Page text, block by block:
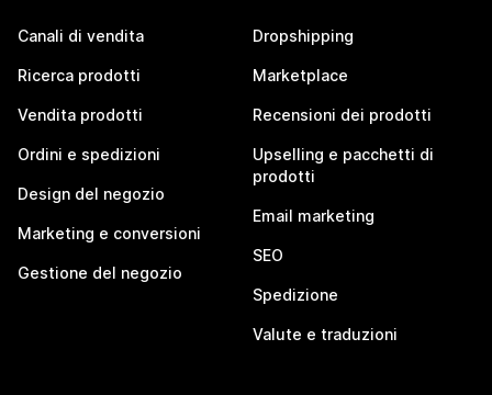
Canali di vendita
Ricerca prodotti
Vendita prodotti
Ordini e spedizioni
Design del negozio
Marketing e conversioni
Gestione del negozio
Dropshipping
Marketplace
Recensioni dei prodotti
Upselling e pacchetti di
prodotti
Email marketing
SEO
Spedizione
Valute e traduzioni